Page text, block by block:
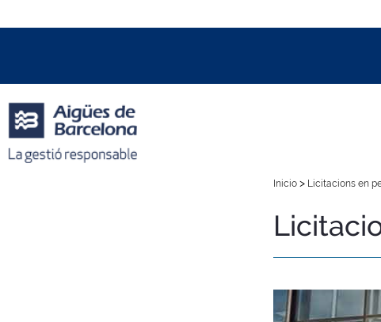
Inicio > Licitacions en